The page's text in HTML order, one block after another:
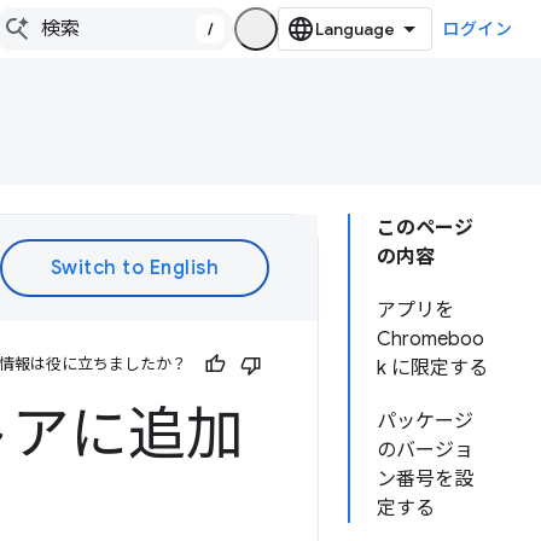
/ ログイン
このページ
の内容
アプリを
Chromeboo
k に限定する
パッケージ
のバージョ
ン番号を設
定する
報は役に立ちましたか？
に追加